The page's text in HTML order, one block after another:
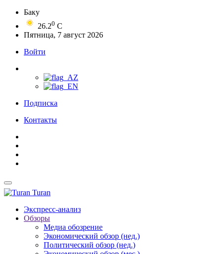
Баку
26.20 C
Пятница, 7 август 2026
Войти
Подписка
Контакты
Turan
Экспресс-анализ
Обзоры
Медиа обозрение
Экономический обзор (нед.)
Политический обзор (нед.)